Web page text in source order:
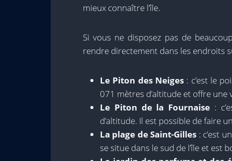
mieux connaître l’île.
Si vous ne disposez pas de
rendre directement dans les endroits
Le Piton des Neiges : c’est le
071 mètres d’altitude et offre une
Le Piton de la Fournaise :
d’altitude. Il est possible de faire
La plage de Saint-Gilles : c’est
se situe dans le sud de l’île et est